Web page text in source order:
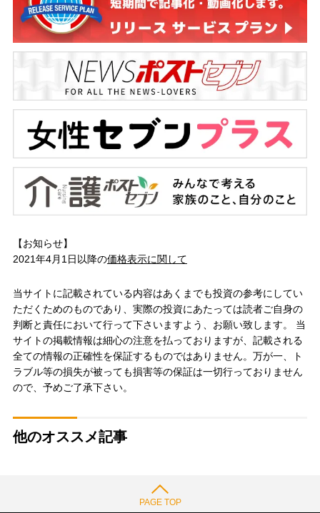
【お知らせ】
2021年4月1日以降の価格表示に関して
当サイトに記載されている内容はあくまでも投資の参考にしてい
ただくためのものであり、実際の投資にあたっては読者ご自身の
判断と責任において行って下さいますよう、お願い致します。 当
サイトの掲載情報は細心の注意を払っておりますが、記載される
全ての情報の正確性を保証するものではありません。万が一、ト
ラブル等の損失が被っても損害等の保証は一切行っておりません
ので、予めご了承下さい。
他のオススメ記事
PAGE TOP